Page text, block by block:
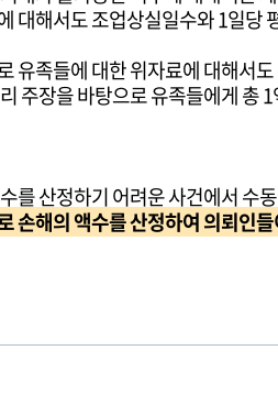
대해서도 조업상실일수와 1일당
유족들에 대한 위자료에 대해서
주장을 바탕으로 유족들에게 총
를 산정하기 어려운 사건에서 수
손해의 액수를 산정하여 의뢰인